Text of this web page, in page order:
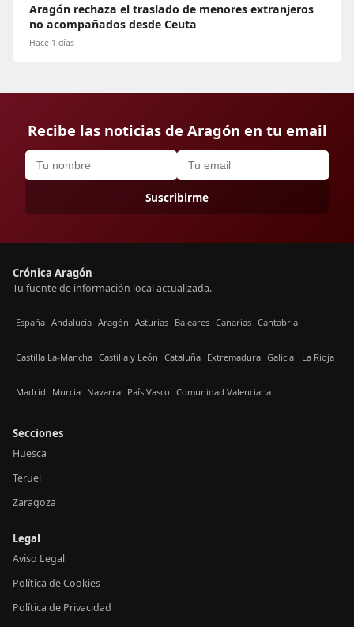
Aragón rechaza el traslado de menores extranjeros
no acompañados desde Ceuta
Hace 1 días
Recibe las noticias de Aragón en tu email
Suscribirme
Crónica Aragón
Tu fuente de información local actualizada.
España Andalucía Aragón Asturias Baleares Canarias Cantabria
Castilla La-Mancha Castilla y León Cataluña Extremadura Galicia La Rioja
Madrid Murcia Navarra País Vasco Comunidad Valenciana
Secciones
Huesca
Teruel
Zaragoza
Legal
Aviso Legal
Política de Cookies
Política de Privacidad